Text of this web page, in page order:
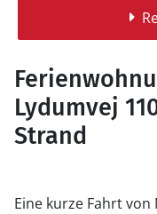
Lydumvej
Strand
Eine kurze Fahrt